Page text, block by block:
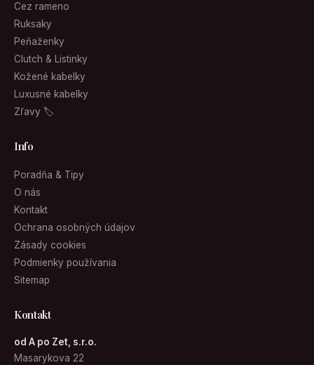
Cez rameno
Ruksaky
Peňaženky
Clutch & Listinky
Kožené kabelky
Luxusné kabelky
Zľavy 🏷
Info
Poradňa & Tipy
O nás
Kontakt
Ochrana osobných údajov
Zásady cookies
Podmienky používania
Sitemap
Kontakt
od A po Zet, s.r.o.
Masarykova 22